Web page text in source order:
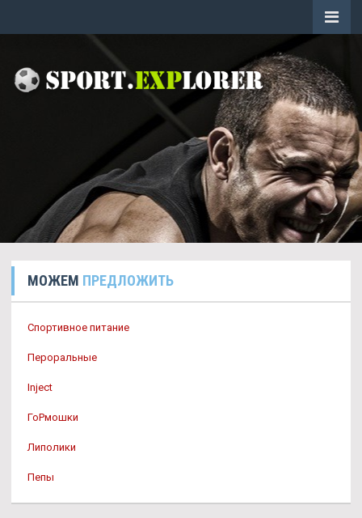
МОЖЕМ ПРЕДЛОЖИТЬ
Спортивное питание
Пероральные
Inject
ГоРмошки
Липолики
Пепы